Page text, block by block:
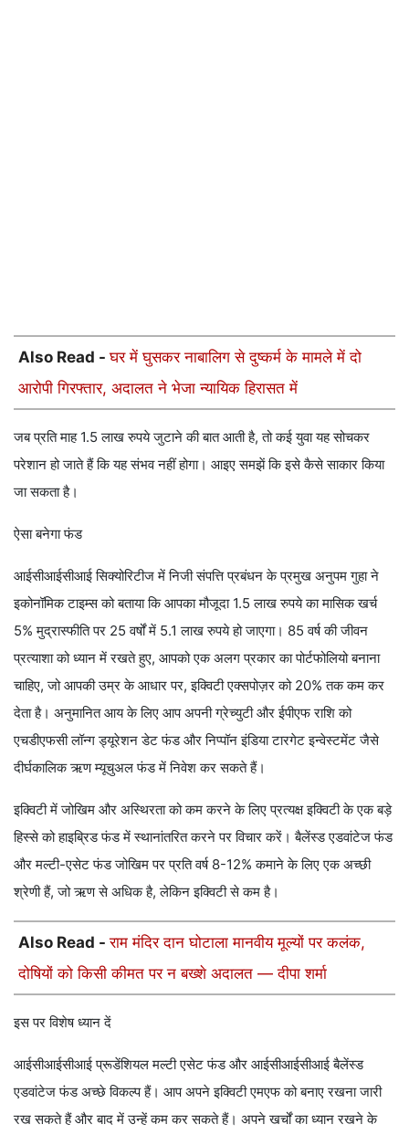
Also Read -घर में घुसकर नाबालिग से दुष्कर्म के मामले में दो
आरोपी गिरफ्तार, अदालत ने भेजा न्यायिक हिरासत में
जब प्रति माह 1.5 लाख रुपये जुटाने की बात आती है, तो कई युवा यह सोचकर
परेशान हो जाते हैं कि यह संभव नहीं होगा। आइए समझें कि इसे कैसे साकार किया
जा सकता है।
ऐसा बनेगा फंड
आईसीआईसीआई सिक्योरिटीज में निजी संपत्ति प्रबंधन के प्रमुख अनुपम गुहा ने
इकोनॉमिक टाइम्स को बताया कि आपका मौजूदा 1.5 लाख रुपये का मासिक खर्च
5% मुद्रास्फीति पर 25 वर्षों में 5.1 लाख रुपये हो जाएगा। 85 वर्ष की जीवन
प्रत्याशा को ध्यान में रखते हुए, आपको एक अलग प्रकार का पोर्टफोलियो बनाना
चाहिए, जो आपकी उम्र के आधार पर, इक्विटी एक्सपोज़र को 20% तक कम कर
देता है। अनुमानित आय के लिए आप अपनी ग्रेच्युटी और ईपीएफ राशि को
एचडीएफसी लॉन्ग ड्यूरेशन डेट फंड और निप्पॉन इंडिया टारगेट इन्वेस्टमेंट जैसे
दीर्घकालिक ऋण म्यूचुअल फंड में निवेश कर सकते हैं।
इक्विटी में जोखिम और अस्थिरता को कम करने के लिए प्रत्यक्ष इक्विटी के एक बड़े
हिस्से को हाइब्रिड फंड में स्थानांतरित करने पर विचार करें। बैलेंस्ड एडवांटेज फंड
और मल्टी-एसेट फंड जोखिम पर प्रति वर्ष 8-12% कमाने के लिए एक अच्छी
श्रेणी हैं, जो ऋण से अधिक है, लेकिन इक्विटी से कम है।
Also Read -राम मंदिर दान घोटाला मानवीय मूल्यों पर कलंक,
दोषियों को किसी कीमत पर न बख्शे अदालत — दीपा शर्मा
इस पर विशेष ध्यान दें
आईसीआईसीआई प्रूडेंशियल मल्टी एसेट फंड और आईसीआईसीआई बैलेंस्ड
एडवांटेज फंड अच्छे विकल्प हैं। आप अपने इक्विटी एमएफ को बनाए रखना जारी
रख सकते हैं और बाद में उन्हें कम कर सकते हैं। अपने खर्चों का ध्यान रखने के